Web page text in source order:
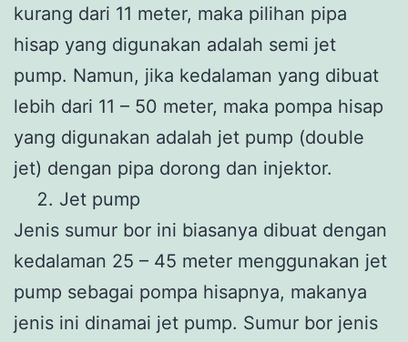
kurang dari 11 meter, maka pilihan pipa
hisap yang digunakan adalah semi jet
pump. Namun, jika kedalaman yang dibuat
lebih dari 11 – 50 meter, maka pompa hisap
yang digunakan adalah jet pump (double
jet) dengan pipa dorong dan injektor.
Jet pump
Jenis sumur bor ini biasanya dibuat dengan
kedalaman 25 – 45 meter menggunakan jet
pump sebagai pompa hisapnya, makanya
jenis ini dinamai jet pump. Sumur bor jenis